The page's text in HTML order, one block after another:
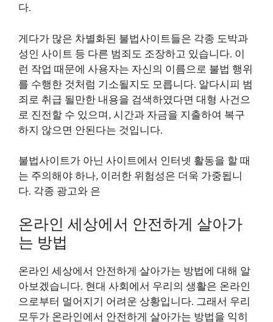
다.
게다가 많은 차별화된 불법사이트들은 각종 도박과
성인 사이트 등 다른 범죄도 조장하고 있습니다. 이
런 작업 때문에 사용자는 자신의 이름으로 불법 행위
를 수행한 것처럼 기소될지도 모릅니다. 알다시피 범
죄로 취급 될만한 내용을 검색하였다면 대형 사건으
로 진전할 수 있으며, 시간과 자금을 지출하여 복구
하지 않으면 안된다는 것입니다.
불법사이트가 아닌 사이트에서 인터넷 활동을 할 때
는 주의해야 하나, 이러한 위험성은 더욱 가중됩니
다. 각종 광고와 은
온라인 세상에서 안전하게 살아가
는 방법
온라인 세상에서 안전하게 살아가는 방법에 대해 알
아보겠습니다. 현대 사회에서 우리의 생활은 온라인
으로부터 멀어지기 어려운 상황입니다. 그래서 우리
모두가 온라인에서 안전하게 살아가는 방법을 익히